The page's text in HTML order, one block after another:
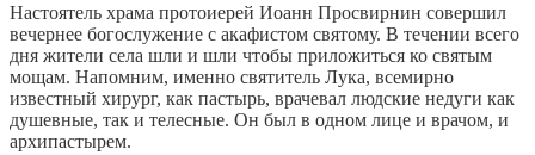
Настоятель храма протоиерей Иоанн Просвирнин совершил
вечернее богослужение с акафистом святому. В течении всего
дня жители села шли и шли чтобы приложиться ко святым
мощам. Напомним, именно святитель Лука, всемирно
известный хирург, как пастырь, врачевал людские недуги как
душевные, так и телесные. Он был в одном лице и врачом, и
архипастырем.